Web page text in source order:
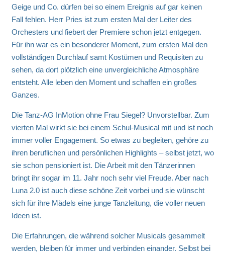
Geige und Co. dürfen bei so einem Ereignis auf gar keinen
Fall fehlen. Herr Pries ist zum ersten Mal der Leiter des
Orchesters und fiebert der Premiere schon jetzt entgegen.
Für ihn war es ein besonderer Moment, zum ersten Mal den
vollständigen Durchlauf samt Kostümen und Requisiten zu
sehen, da dort plötzlich eine unvergleichliche Atmosphäre
entsteht. Alle leben den Moment und schaffen ein großes
Ganzes.
Die Tanz-AG InMotion ohne Frau Siegel? Unvorstellbar. Zum
vierten Mal wirkt sie bei einem Schul-Musical mit und ist noch
immer voller Engagement. So etwas zu begleiten, gehöre zu
ihren beruflichen und persönlichen Highlights – selbst jetzt, wo
sie schon pensioniert ist. Die Arbeit mit den Tänzerinnen
bringt ihr sogar im 11. Jahr noch sehr viel Freude. Aber nach
Luna 2.0 ist auch diese schöne Zeit vorbei und sie wünscht
sich für ihre Mädels eine junge Tanzleitung, die voller neuen
Ideen ist.
Die Erfahrungen, die während solcher Musicals gesammelt
werden, bleiben für immer und verbinden einander. Selbst bei